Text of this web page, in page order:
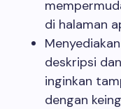
di halaman
deskripsi
inginkan
dengan